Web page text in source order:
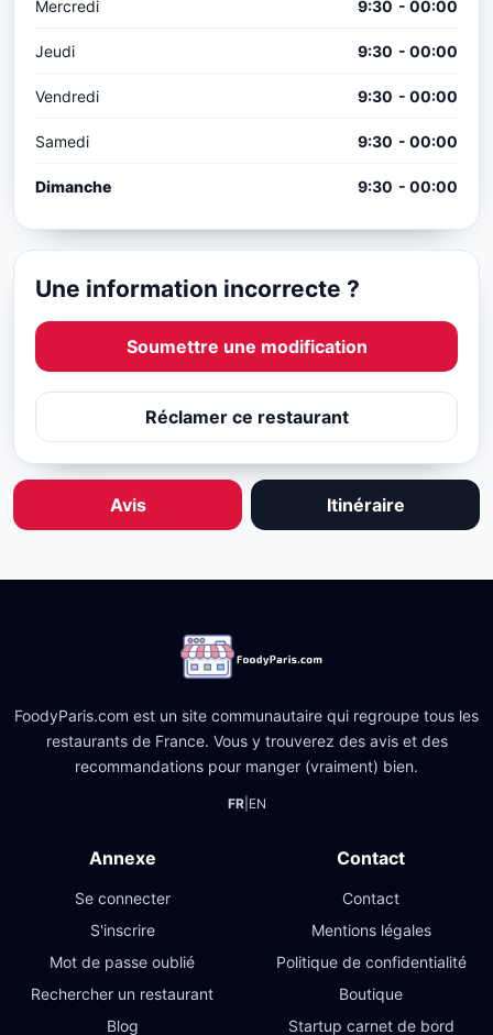
Mercredi 9:30 - 00:00
Jeudi 9:30 - 00:00
Vendredi 9:30 - 00:00
Samedi 9:30 - 00:00
Dimanche 9:30 - 00:00
Une information incorrecte ?
Soumettre une modification
Réclamer ce restaurant
Avis Itinéraire
FoodyParis.com est un site communautaire qui regroupe tous les
restaurants de France. Vous y trouverez des avis et des
recommandations pour manger (vraiment) bien.
FR| EN
Annexe
Se connecter
S'inscrire
Mot de passe oublié
Rechercher un restaurant
Blog
Contact
Contact
Mentions légales
Politique de confidentialité
Boutique
Startup carnet de bord